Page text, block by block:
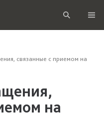
связанные с приемом на
на